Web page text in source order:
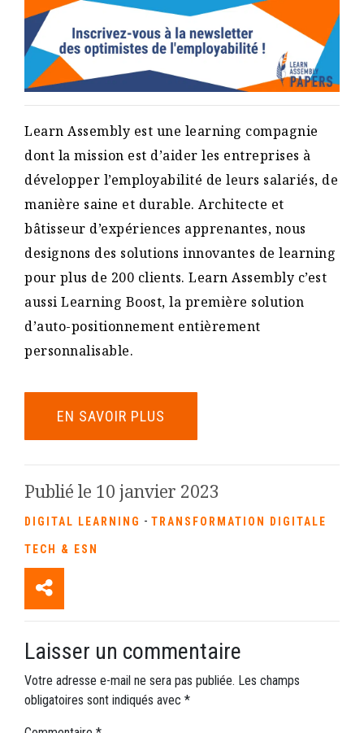
Learn Assembly est une learning compagnie
dont la mission est d’aider les entreprises à
développer l’employabilité de leurs salariés, de
manière saine et durable. Architecte et
bâtisseur d’expériences apprenantes, nous
designons des solutions innovantes de learning
pour plus de 200 clients. Learn Assembly c’est
aussi Learning Boost, la première solution
d’auto-positionnement entièrement
personnalisable.
EN SAVOIR PLUS
Publié le 10 janvier 2023
DIGITAL LEARNING - TRANSFORMATION DIGITALE
TECH & ESN
Laisser un commentaire
Votre adresse e-mail ne sera pas publiée. Les champs
obligatoires sont indiqués avec *